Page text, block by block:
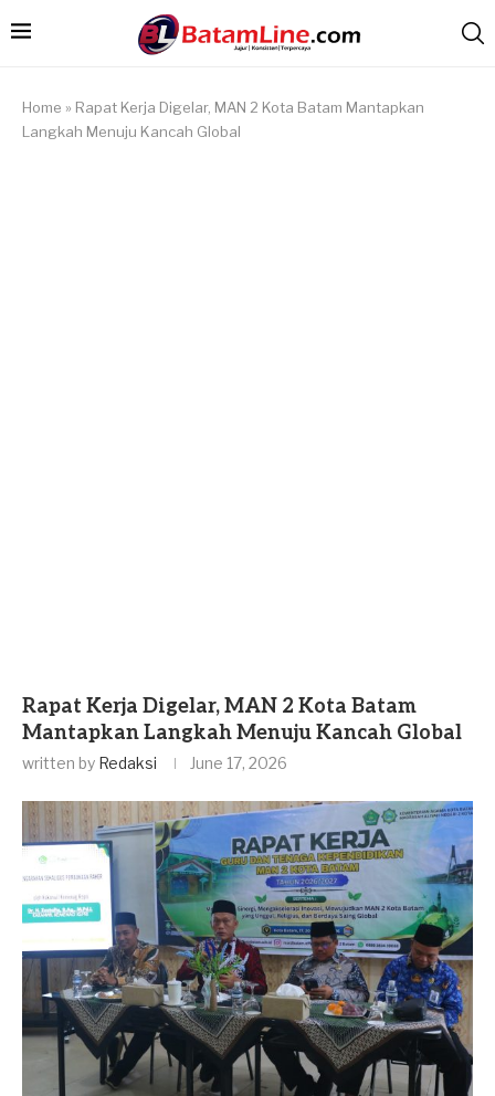
Home » Rapat Kerja Digelar, MAN 2 Kota Batam Mantapkan
Langkah Menuju Kancah Global
Rapat Kerja Digelar, MAN 2 Kota Batam
Mantapkan Langkah Menuju Kancah Global
written by Redaksi June 17, 2026